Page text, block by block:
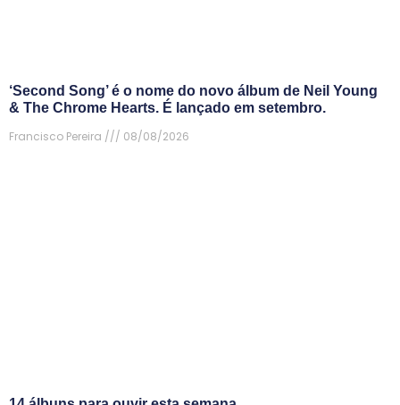
‘Second Song’ é o nome do novo álbum de Neil Young
& The Chrome Hearts. É lançado em setembro.
Francisco Pereira
08/08/2026